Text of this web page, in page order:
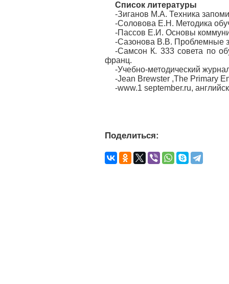
Список литературы
-Зиганов М.А. Техника
-Соловова Е.Н. Методика
-Пассов Е.И. Основы
-Сазонова В.В. Проблемные
-Самсон К. 333 совета по
франц.
-Учебно-методический
-Jean Brewster ,The Primary
-www.1 september.ru,
Поделиться: